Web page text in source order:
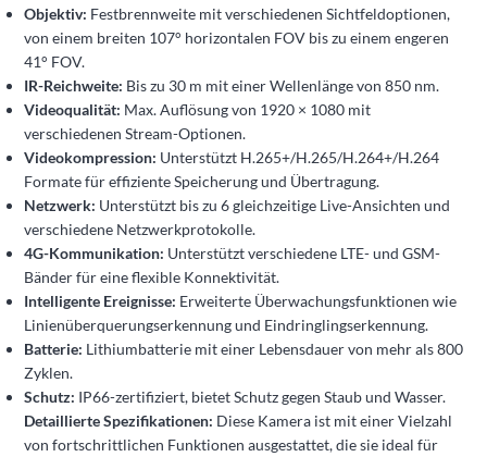
Objektiv: Festbrennweite mit verschiedenen Sichtfeldoptionen,
von einem breiten 107° horizontalen FOV bis zu einem engeren
41° FOV.
IR-Reichweite: Bis zu 30 m mit einer Wellenlänge von 850 nm.
Videoqualität: Max. Auflösung von 1920 × 1080 mit
verschiedenen Stream-Optionen.
Videokompression: Unterstützt H.265+/H.265/H.264+/H.264
Formate für effiziente Speicherung und Übertragung.
Netzwerk: Unterstützt bis zu 6 gleichzeitige Live-Ansichten und
verschiedene Netzwerkprotokolle.
4G-Kommunikation: Unterstützt verschiedene LTE- und GSM-
Bänder für eine flexible Konnektivität.
Intelligente Ereignisse: Erweiterte Überwachungsfunktionen wie
Linienüberquerungserkennung und Eindringlingserkennung.
Batterie: Lithiumbatterie mit einer Lebensdauer von mehr als 800
Zyklen.
Schutz: IP66-zertifiziert, bietet Schutz gegen Staub und Wasser.
Detaillierte Spezifikationen: Diese Kamera ist mit einer Vielzahl
von fortschrittlichen Funktionen ausgestattet, die sie ideal für